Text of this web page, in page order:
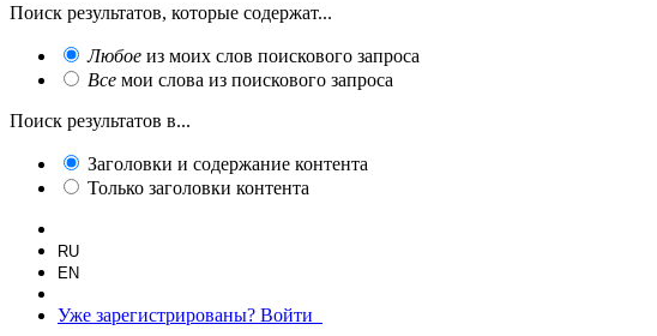
Поиск результатов, которые содержат...
Любое из моих слов поискового запроса
Все мои слова из поискового запроса
Поиск результатов в...
Заголовки и содержание контента
Только заголовки контента
RU
EN
Уже зарегистрированы? Войти